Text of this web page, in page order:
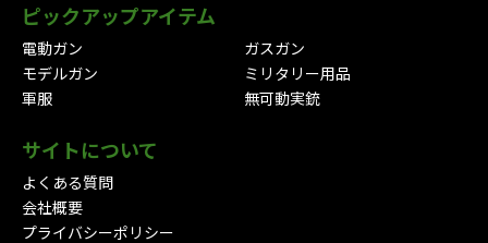
ピックアップアイテム
電動ガン
ガスガン
モデルガン
ミリタリー用品
軍服
無可動実銃
サイトについて
よくある質問
会社概要
プライバシーポリシー